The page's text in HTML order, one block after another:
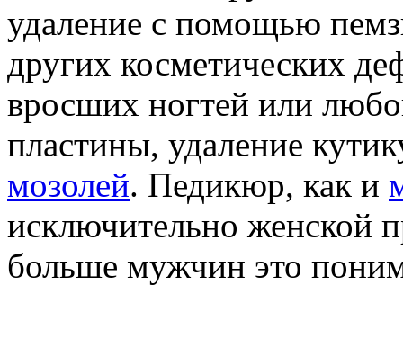
удаление с помощью
других косметических
вросших ногтей или
пластины, удаление
мозолей. Педикюр, как и
исключительно женской
больше мужчин это